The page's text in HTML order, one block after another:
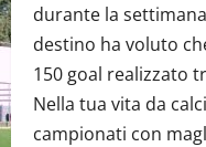
durante la
destino ha voluto
150 goal realizzato
Nella tua vita da
campionati con